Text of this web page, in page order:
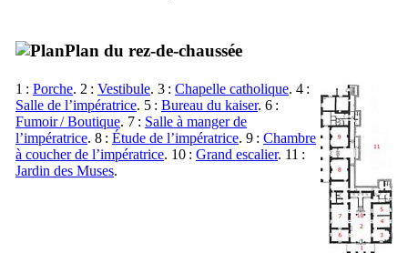
Plan du rez-de-chaussée
1 : Porche. 2 : Vestibule. 3 : Chapelle catholique. 4 :
Salle de l’impératrice. 5 : Bureau du kaiser. 6 :
Fumoir / Boutique. 7 : Salle à manger de
l’impératrice. 8 : Étude de l’impératrice. 9 : Chambre
à coucher de l’impératrice. 10 : Grand escalier. 11 :
Jardin des Muses.